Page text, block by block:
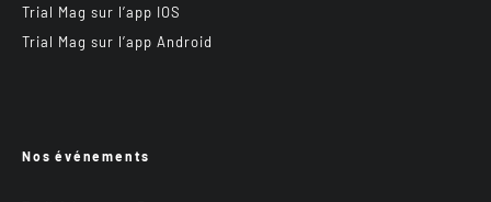
Trial Mag sur l’app IOS
Trial Mag sur l’app Android
Nos événements